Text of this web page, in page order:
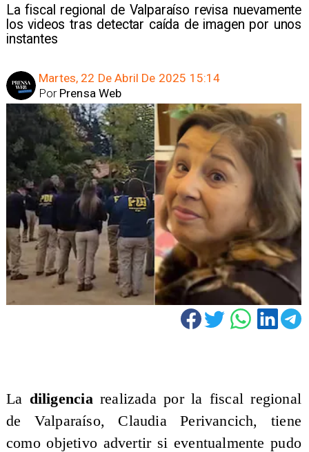
La fiscal regional de Valparaíso revisa nuevamente
los videos tras detectar caída de imagen por unos
instantes
Martes, 22 De Abril De 2025 15:14
Prensa Web
Por
La diligenciarealizada por la fiscal regional
de Valparaíso, Claudia Perivancich, tiene
como objetivo advertir si eventualmente pudo